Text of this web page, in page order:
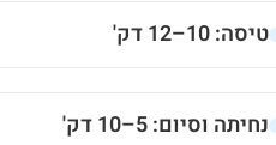
טיסה: 10–12 דק'
נחיתה וסיום: 5–10 דק'